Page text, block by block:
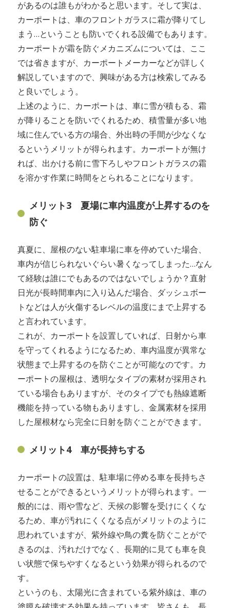
があるのは誰もがわかると思います。そして実は、
カーポートは、車のフロントガラスに霜が降りてし
まう…ということも防いでくれる設備でもあります。
カーポートが霜を防ぐメカニズムについては、ここ
では省きますが、カーポートメーカーなどが詳しく
解説していますので、興味がある方は検索してみる
と良いでしょう。
上述のように、カーポートは、車に雪が積もる、霜
が降りることを防いでくれるため、積雪量が多い地
域に住んでいる方の場合、外出時の手間が少なくな
るというメリットが得られます。カーポートが無け
れば、出かける前に雪下ろしやフロントガラスの霜
を溶かす作業に時間をとられることになります。
メリット3 夏場に車内温度が上昇するのを
防ぐ
真夏に、屋根のない駐車場に車を停めていた場合、
車内が信じられないぐらい暑くなってしまった…なん
て経験は誰にでもあるのではないでしょうか？直射
日光が長時間車内に入り込んだ場合、ダッシュボー
トなどは人が火傷するレベルの温度にまで上昇する
と言われています。
これが、カーポートを設置していれば、日射から車
を守ってくれるようになるため、車内温度が異常な
状態まで上昇するのを防ぐことが可能なのです。カ
ーポートの屋根は、透明なタイプの素材が採用され
ている場合もありますが、そのタイプでも熱線遮断
機能を持っている物もありますし、金属素材を採用
した屋根材なら完全に日射を防ぐことができます。
メリット4 車が長持ちする
カーポートの設置は、駐車場に停める車を長持ちさ
せることができるというメリットが得られます。一
般的には、雨や雪など、天候の影響を受けにくくな
るため、車が汚れにくくなる点がメリットのように
思われていますが、紫外線や鳥の糞を防ぐことがで
きるのは、汚れだけでなく、長期的に見ても車を良
い状態で保ちやすくなるという効果が得られるので
す。
というのも、太陽光に含まれている紫外線は、車の